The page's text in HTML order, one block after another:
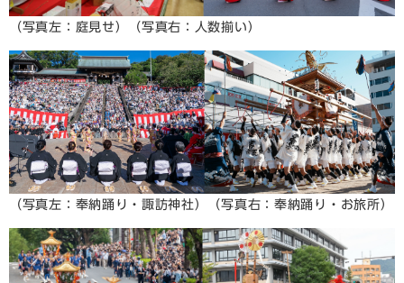
（写真左：庭見せ）（写真右：人数揃い）
（写真左：奉納踊り・諏訪神社）（写真右：奉納踊り・お旅所）